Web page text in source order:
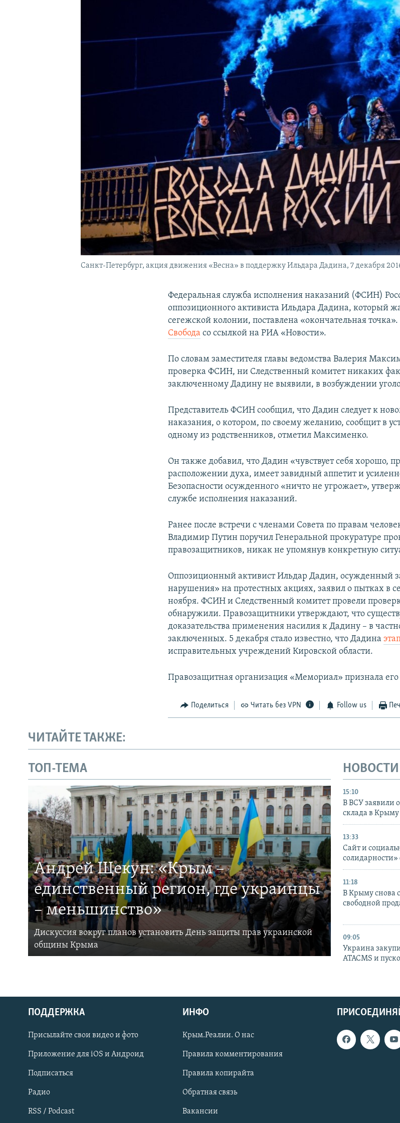
Українською
Qırımtatar
ПРИСОЕДИНЯЙТЕСЬ!
Санкт-Петербург, акция движения «Весна» в поддержку Ильдара Дадина, 7 декабря
Федеральная служба исполнения наказаний (ФСИН)
оппозиционного активиста Ильдара Дадина, который
сегежской колонии, поставлена «окончательная
Свобода со ссылкой на РИА «Новости».
По словам заместителя главы ведомства Валерия
проверка ФСИН, ни Следственный комитет никаких
заключенному Дадину не выявили, в возбуждении
Представитель ФСИН сообщил, что Дадин следует к
наказания, о котором, по своему желанию, сообщит в
одному из родственников, отметил Максименко.
Он также добавил, что Дадин «чувствует себя хорошо,
расположении духа, имеет завидный аппетит и
Безопасности осужденного «ничто не угрожает»,
службе исполнения наказаний.
Ранее после встречи с членами Совета по правам
Владимир Путин поручил Генеральной прокуратуре
правозащитников, никак не упомянув конкретную
Оппозиционный активист Ильдар Дадин, осужденный
нарушения» на протестных акциях, заявил о пытках в
ноября. ФСИН и Следственный комитет провели
обнаружили. Правозащитники утверждают, что
доказательства применения насилия к Дадину – в
заключенных. 5 декабря стало известно, что Дадина
исправительных учреждений Кировской области.
Правозащитная организация «Мемориал» признала
Поделиться Читать без VPN Follow us
ЧИТАЙТЕ ТАКЖЕ:
ТОП-ТЕМА
Андрей Щекун: «Крым –
единственный регион, где украинцы
– меньшинство»
Дискуссия вокруг планов установить День защиты прав украинской
общины Крыма
НОВОСТИ
15:10
В ВСУ заявили
склада в Крыму
13:33
Сайт и
солидарности»
11:18
В Крыму снова
свободной
09:05
Украина
ATACMS и
ПОДДЕРЖКА
Присылайте свои видео и фото
Приложение для iOS и Андроид
Подписаться
Радио
RSS / Podcast
ИНФО
Крым.Реалии. О нас
Правила комментирования
Правила копирайта
Обратная связь
Вакансии